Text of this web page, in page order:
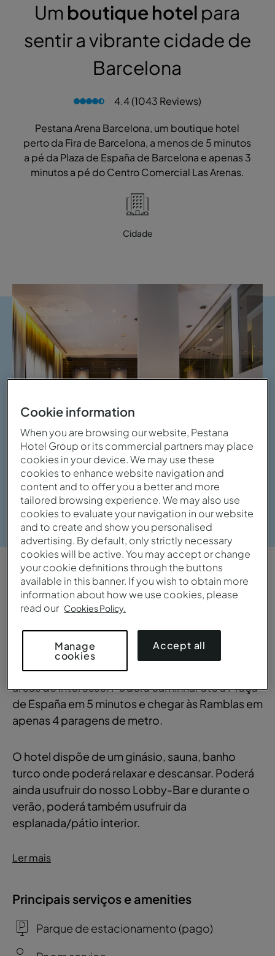
Um boutique hotel para
sentir a vibrante cidade de
Barcelona
4.4 (1043 Reviews)
Pestana Arena Barcelona, um boutique hotel
perto da Fira de Barcelona, a menos de 5 minutos
a pé da Plaza de España de Barcelona e apenas 3
minutos a pé do Centro Comercial Las Arenas.
Cidade
Ver galeria
VISTA GERAL
Central e charmoso
bairros mais ativos e interessantes da cidade,
Sants, e está perto o suficiente de todas as
áreas de interesse. Poderá caminhar até à Praça
de España em 5 minutos e chegar às Ramblas em
apenas 4 paragens de metro.
O hotel dispõe de um ginásio, sauna, banho
turco onde poderá relaxar e descansar. Poderá
ainda usufruir do nosso Lobby-Bar e durante o
verão, poderá também usufruir da
esplanada/pátio interior.
Ler mais
Principais serviços e amenities
Parque de estacionamento (pago)
Cookie information
When you are browsing our website, Pestana
Hotel Group or its commercial partners may place
cookies in your device. We may use these
cookies to enhance website navigation and
content and to offer you a better and more
tailored browsing experience. We may also use
cookies to evaluate your navigation in our website
and to create and show you personalised
advertising. By default, only strictly necessary
cookies will be active. You may accept or change
your cookie definitions through the buttons
available in this banner. If you wish to obtain more
information about how we use cookies, please
read our Cookies Policy.
Manage
cookies
Accept all